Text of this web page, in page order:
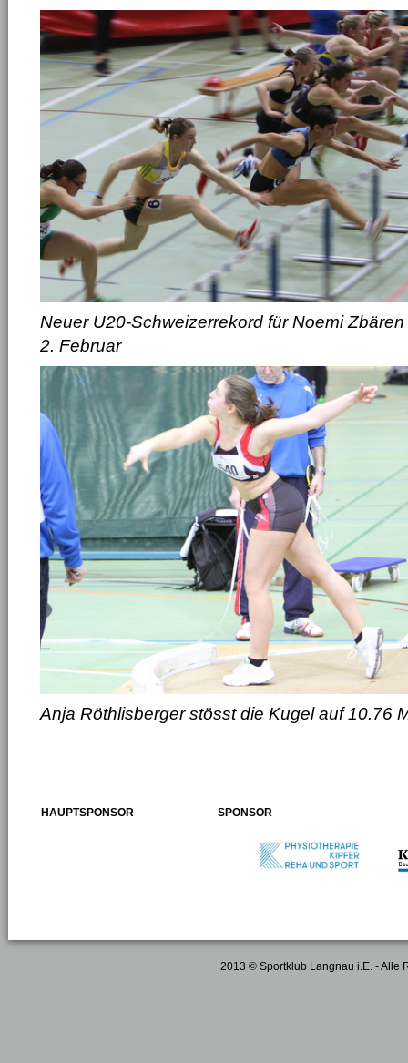
Neuer U20-Schweizerrekord für Noemi
2. Februar
Anja Röthlisberger stösst die Kugel auf 10.76
HAUPTSPONSOR SPONSOR
2013 © Sportklub Langnau i.E. - Alle